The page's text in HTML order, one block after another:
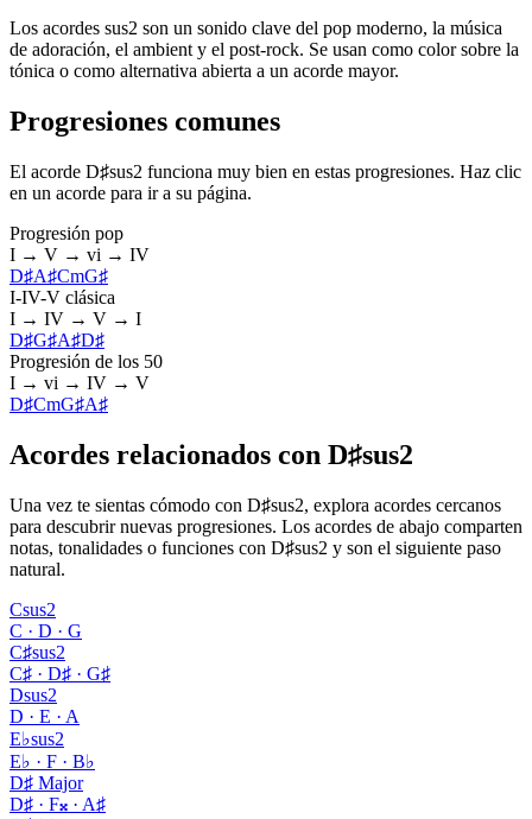
Los acordes sus2 son un sonido clave del pop moderno, la música
de adoración, el ambient y el post-rock. Se usan como color sobre la
tónica o como alternativa abierta a un acorde mayor.
Progresiones comunes
El acorde D♯sus2 funciona muy bien en estas progresiones. Haz clic
en un acorde para ir a su página.
Progresión pop
I → V → vi → IV
D♯A♯CmG♯
I-IV-V clásica
I → IV → V → I
D♯G♯A♯D♯
Progresión de los 50
I → vi → IV → V
D♯CmG♯A♯
Acordes relacionados con D♯sus2
Una vez te sientas cómodo con D♯sus2, explora acordes cercanos
para descubrir nuevas progresiones. Los acordes de abajo comparten
notas, tonalidades o funciones con D♯sus2 y son el siguiente paso
natural.
Csus2
C · D · G
C♯sus2
C♯ · D♯ · G♯
Dsus2
D · E · A
E♭sus2
E♭ · F · B♭
D♯ Major
D♯ · F𝄪 · A♯